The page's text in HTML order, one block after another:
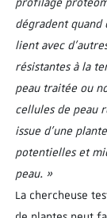
profilage
dégradent quand
lient avec
résistantes à la
peau traitée ou
cellules de peau
issue d’une
potentielles et
peau. »
La chercheuse